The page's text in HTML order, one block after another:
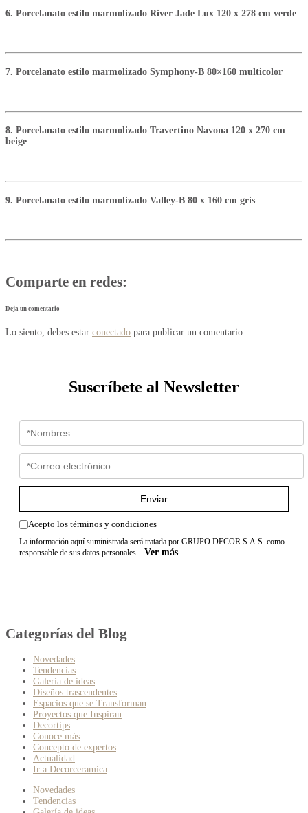
6. Porcelanato estilo marmolizado River Jade Lux 120 x 278 cm verde
7. Porcelanato estilo marmolizado Symphony-B 80×160 multicolor
8. Porcelanato estilo marmolizado Travertino Navona 120 x 270 cm
beige
9. Porcelanato estilo marmolizado Valley-B 80 x 160 cm gris
Comparte en redes:
Deja un comentario
Lo siento, debes estar conectado para publicar un comentario.
Suscríbete al Newsletter
Enviar
Acepto los términos y condiciones
La información aquí suministrada será tratada por GRUPO DECOR S.A.S. como
responsable de sus datos personales... Ver más
Categorías del Blog
Novedades
Tendencias
Galería de ideas
Diseños trascendentes
Espacios que se Transforman
Proyectos que Inspiran
Decortips
Conoce más
Concepto de expertos
Actualidad
Ir a Decorceramica
Novedades
Tendencias